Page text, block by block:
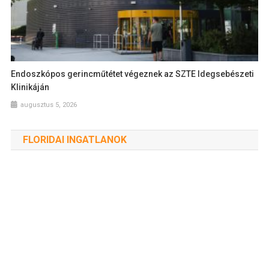
Endoszkópos gerincműtétet végeznek az SZTE Idegsebészeti
Klinikáján
augusztus 5, 2026
FLORIDAI INGATLANOK